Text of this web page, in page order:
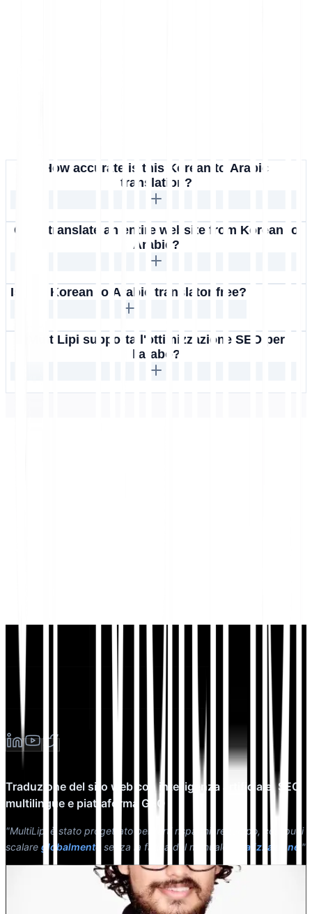
How accurate is this Korean to Arabic
translation?
Can I translate an entire website from Korean to
Arabic?
Is this Korean to Arabic translator free?
MultiLipi supporta l'ottimizzazione SEO per
l'arabo?
Traduzione del sito web con intelligenza artificiale, SEO
multilingue e piattaforma GEO
"MultiLipi è stato progettato per farti risparmiare tempo, così puoi
scalare globalmente senza la fatica del manuale localizzazione ."